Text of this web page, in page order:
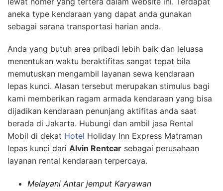
aneka type kendaraan yang dapat anda gunakan
sebagai sarana transportasi harian anda.
Anda yang butuh area pribadi lebih baik dan leluasa
menentukan waktu beraktifitas sangat tepat bila
memutuskan mengambil layanan sewa kendaraan
lepas kunci. Alasan tersebut merupakan stimulus bagi
kami memberikan ragam armada kendaraan yang bisa
dijadikan kendaraan penunjang aktifitas anda saat
berada di Jakarta. Hubungi dan ambil jasa Rental
Mobil di dekat Hotel Holiday Inn Express Matraman
lepas kunci dari Alvin Rentcar sebagai perusahaan
layanan rental kendaraan terpercaya.
Melayani Antar jemput Karyawan